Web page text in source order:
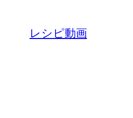
レシピ動画